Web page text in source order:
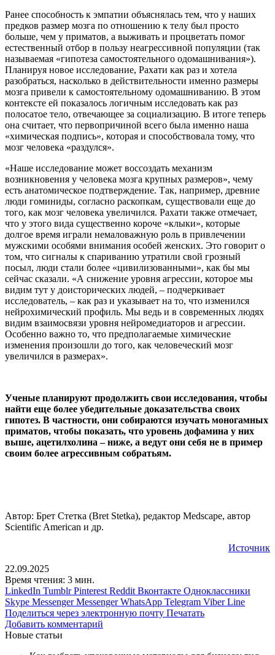
Ранее способность к эмпатии объяснялась тем, что у наших
предков размер мозга по отношению к телу был просто
больше, чем у приматов, а выживать и процветать помог
естественный отбор в пользу неагрессивной популяции (так
называемая «гипотеза самостоятельного одомашнивания»).
Планируя новое исследование, Рахати как раз и хотела
разобраться, насколько в действительности именно размеры
мозга привели к самостоятельному одомашниванию. В этом
контексте ей показалось логичным исследовать как раз
полосатое тело, отвечающее за социализацию. В итоге теперь
она считает, что первопричиной всего была именно наша
«химическая подпись», которая и способствовала тому, что
мозг человека «раздулся».
«Наше исследование может воссоздать механизм
возникновения у человека мозга крупных размеров», чему
есть анатомическое подтверждение. Так, например, древние
люди гоминиды, согласно раскопкам, существовали еще до
того, как мозг человека увеличился. Рахати также отмечает,
что у этого вида существенно короче «клыки», которые
долгое время играли немаловажную роль в привлечении
мужскими особями внимания особей женских. Это говорит о
том, что сигналы к спариванию утратили свой грозный
посыл, люди стали более «цивилизованными», как бы мы
сейчас сказали. «А снижение уровня агрессии, которое мы
видим тут у доисторических людей, – подчеркивает
исследователь, – как раз и указывает на то, что изменился
нейрохимический профиль. Мы ведь и в современных людях
видим взаимосвязи уровня нейромедиаторов и агрессии.
Особенно важно то, что предполагаемые химические
изменения произошли до того, как человеческий мозг
увеличился в размерах».
Ученые планируют продолжить свои исследования, чтобы
найти еще более убедительные доказательства своих
гипотез. В частности, они собираются изучать моногамных
приматов, чтобы показать, что уровень дофамина у них
выше, ацетилхолина – ниже, а ведут они себя не в пример
своим более агрессивным собратьям.
Автор: Брет Стетка (Bret Stetka), редактор Medscape, автор
Scientific American и др.
Источник
22.09.2025
Время чтения: 3 мин.
LinkedIn Tumblr Pinterest Reddit Вконтакте Одноклассники
Skype Messenger Messenger WhatsApp Telegram Viber Line
Поделиться через электронную почту Печатать
Добавить комментарий
Новые статьи